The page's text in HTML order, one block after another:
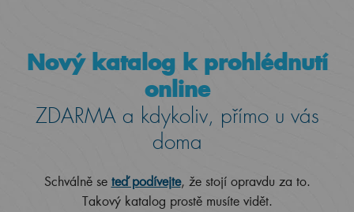
Nový katalog k prohlédnutí
online
ZDARMA a kdykoliv, přímo u vás
doma
Schválně se teď podívejte, že stojí opravdu za to.
Takový katalog prostě musíte vidět.